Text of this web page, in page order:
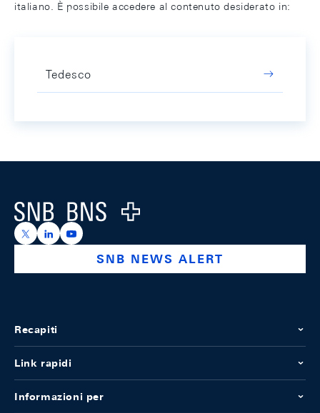
italiano. È possibile accedere al contenuto desiderato in:
Tedesco
Logo
https://x.com/snb_bns
https://ch.linkedin.com/company/swiss-national-
https://www.youtube.com/@swissnationalbank
SNB NEWS ALERT
Recapiti
Link rapidi
Informazioni per